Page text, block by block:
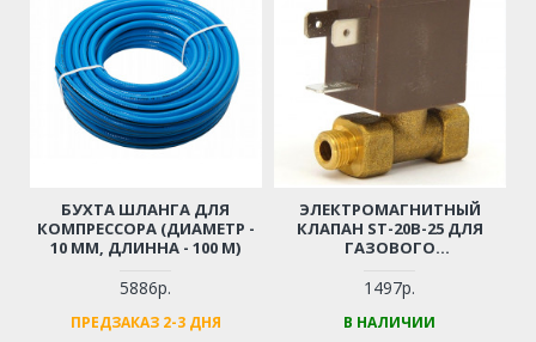
БУХТА ШЛАНГА ДЛЯ
КОМПРЕССОРА (ДИАМЕТР -
10 ММ, ДЛИННА - 100 М)
5886р.
ПРЕДЗАКАЗ 2-3 ДНЯ
ЭЛЕКТРОМАГНИТНЫЙ
КЛАПАН ST-20B-25 ДЛЯ
ГАЗОВОГО
ПУШЕК
1497р.
В НАЛИЧИИ